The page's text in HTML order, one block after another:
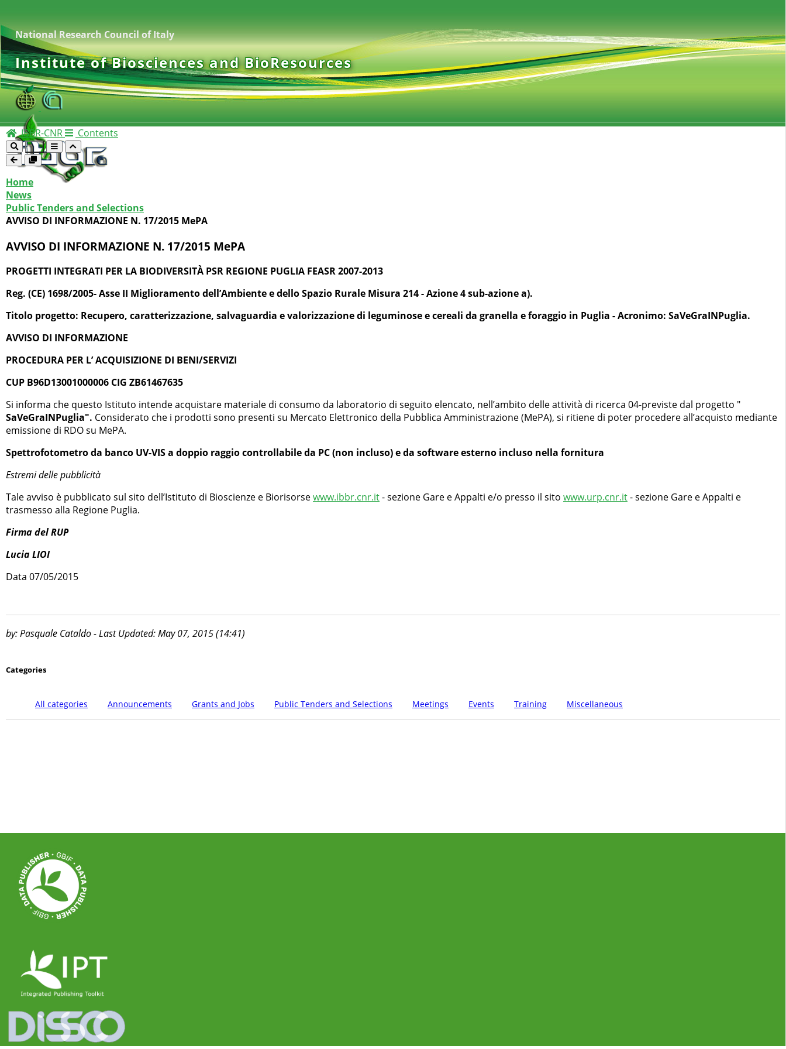
National Research Council of Italy
Institute of Biosciences and BioResources
IBBR-CNR Contents
Home
News
Public Tenders and Selections
AVVISO DI INFORMAZIONE N. 17/2015 MePA
AVVISO DI INFORMAZIONE N. 17/2015 MePA
PROGETTI INTEGRATI PER LA BIODIVERSITÀ PSR REGIONE PUGLIA FEASR 2007-2013
Reg. (CE) 1698/2005- Asse II Miglioramento dell’Ambiente e dello Spazio Rurale Misura 214 - Azione 4 sub-azione a).
Titolo progetto: Recupero, caratterizzazione, salvaguardia e valorizzazione di leguminose e cereali da granella e foraggio in Puglia - Acronimo: SaVeGraINPuglia.
AVVISO DI INFORMAZIONE
PROCEDURA PER L’ ACQUISIZIONE DI BENI/SERVIZI
CUP B96D13001000006 CIG ZB61467635
Si informa che questo Istituto intende acquistare materiale di consumo da laboratorio di seguito elencato, nell’ambito delle attività di ricerca 04-previste dal progetto "
SaVeGraINPuglia". Considerato che i prodotti sono presenti su Mercato Elettronico della Pubblica Amministrazione (MePA), si ritiene di poter procedere all’acquisto mediante
emissione di RDO su MePA.
Spettrofotometro da banco UV-VIS a doppio raggio controllabile da PC (non incluso) e da software esterno incluso nella fornitura
Estremi delle pubblicità
Tale avviso è pubblicato sul sito dell’Istituto di Bioscienze e Biorisorsewww.ibbr.cnr.it- sezione Gare e Appalti e/o presso il sito www.urp.cnr.it- sezione Gare e Appalti e
trasmesso alla Regione Puglia.
Firma del RUP
Lucia LIOI
Data 07/05/2015
by: Pasquale Cataldo - Last Updated: May 07, 2015 (14:41)
Categories
All categories Announcements Grants and Jobs Public Tenders and Selections Meetings Events Training Miscellaneous